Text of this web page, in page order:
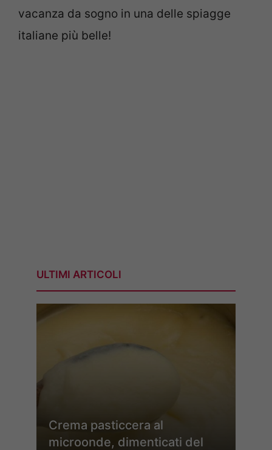
vacanza da sogno in una delle spiagge
italiane più belle!
ULTIMI ARTICOLI
Crema pasticcera al
microonde, dimenticati del